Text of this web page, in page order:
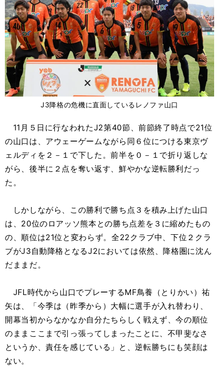
J3降格の危機に直面しているレノファ山口
11月５日に行なわれたJ2第40節、前節終了時点で21位
の山口は、アウェーゲームながら同６位につける東京ヴ
ェルディを２－１で下した。前半を０－１で折り返しな
がら、後半に２点を奪い返す、鮮やかな逆転勝利だっ
た。
しかしながら、この勝利で勝ち点３を積み上げた山口
は、20位のロアッソ熊本との勝ち点差を３に縮めたもの
の、順位は21位と変わらず。全22クラブ中、下位２クラ
ブがJ3自動降格となるJ2においては依然、降格圏に沈ん
だままだ。
JFL時代から山口でプレーするMF鳥養（とりかい）祐
矢は、「今季は（昨季から）大幅に選手が入れ替わり、
開幕当初からなかなか自分たちらしく戦えず、今の順位
のままここまで引っ張ってしまったことに、不甲斐なさ
というか、責任を感じている」と、逆転勝ちにも笑顔は
ない。